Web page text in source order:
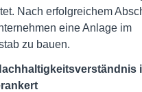
Nach erfolgreichem
eine Anlage im
zu bauen.